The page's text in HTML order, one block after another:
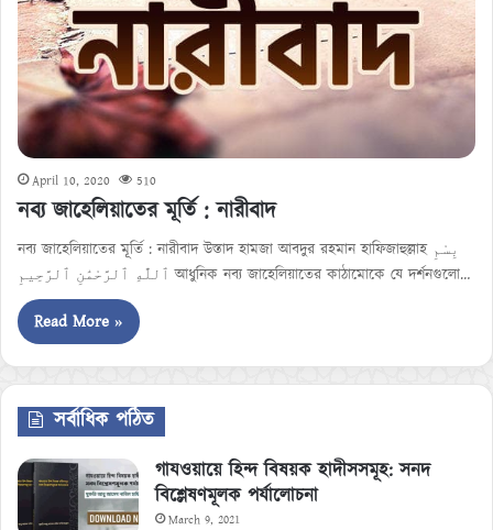
April 10, 2020 510
নব্য জাহেলিয়াতের মূর্তি : নারীবাদ
নব্য জাহেলিয়াতের মূর্তি : নারীবাদ উস্তাদ হামজা আবদুর রহমান হাফিজাহুল্লাহ بِسْمِ
ٱللَّٰهِ ٱلرَّحْمَٰنِ ٱلرَّحِيمِ আধুনিক নব্য জাহেলিয়াতের কাঠামোকে যে দর্শনগুলো…
Read More »
সর্বাধিক পঠিত
গাযওয়ায়ে হিন্দ বিষয়ক হাদীসসমূহ: সনদ
বিশ্লেষণমূলক পর্যালোচনা
March 9, 2021